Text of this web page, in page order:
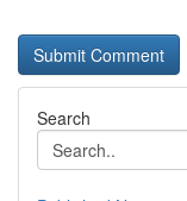
Search